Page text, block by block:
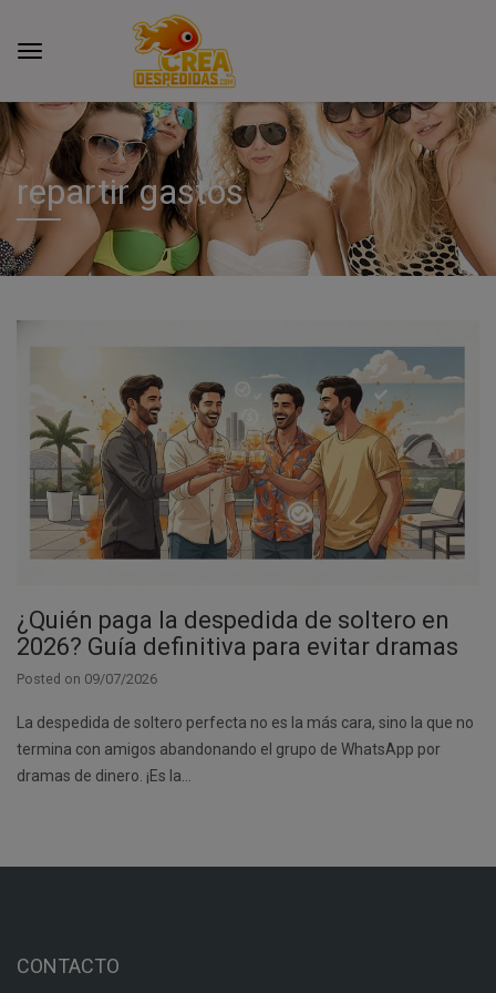
repartir gastos
¿Quién paga la despedida de soltero en
2026? Guía definitiva para evitar dramas
Posted on 09/07/2026
La despedida de soltero perfecta no es la más cara, sino la que no
termina con amigos abandonando el grupo de WhatsApp por
dramas de dinero. ¡Es la…
CONTACTO